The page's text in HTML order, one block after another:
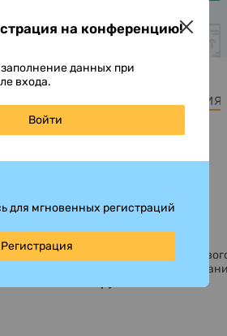
Стоимость участия
участия:
и компаний
и консультационных
на конференцию!
данных при
входа.
Войти
для мгновенных регистраций
Регистрация